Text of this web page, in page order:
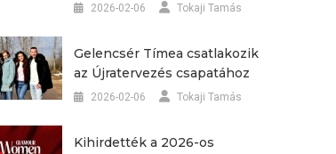
2026-02-06 Tokaji Tamás
Gelencsér Tímea csatlakozik
az Újratervezés csapatához
2026-02-06 Tokaji Tamás
Kihirdették a 2026-os